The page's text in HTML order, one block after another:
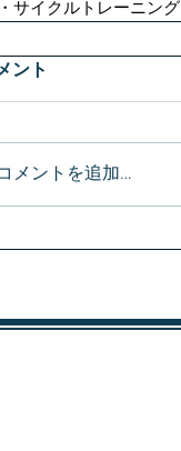
・サイクルトレーニング
ント
メントを追加…